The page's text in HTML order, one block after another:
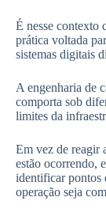
É nesse contexto
prática voltada
sistemas digitais
A engenharia de
comporta sob
limites da
Em vez de reagir
estão ocorrendo,
identificar pontos
operação seja